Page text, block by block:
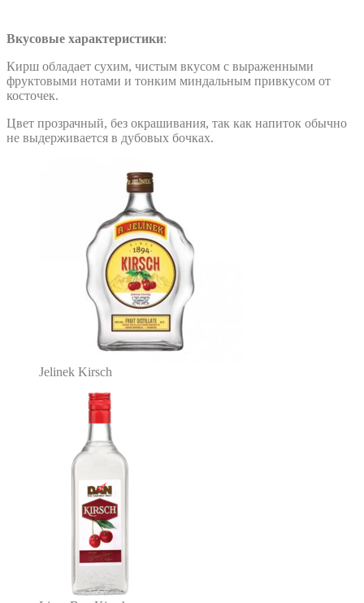
Вкусовые характеристики:
Кирш обладает сухим, чистым вкусом с выраженными
фруктовыми нотами и тонким миндальным привкусом от
косточек.
Цвет прозрачный, без окрашивания, так как напиток обычно
не выдерживается в дубовых бочках.
Jelinek Kirsch